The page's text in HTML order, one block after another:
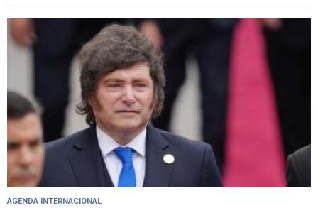
AGENDA INTERNACIONAL